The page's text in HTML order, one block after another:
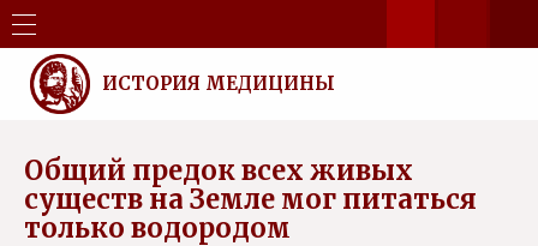
ИСТОРИЯ МЕДИЦИНЫ
Общий предок всех живых
существ на Земле мог питаться
только водородом